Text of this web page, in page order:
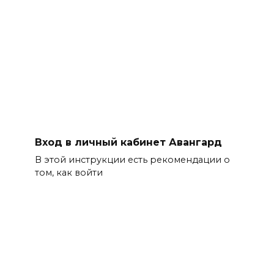
Вход в личный кабинет Авангард
В этой инструкции есть рекомендации о
том, как войти